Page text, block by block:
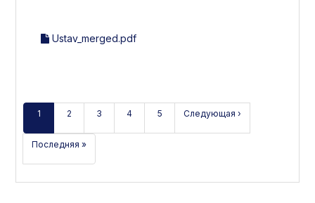
Ustav_merged.pdf
1 2 3 4 5 Следующая ›
Последняя »